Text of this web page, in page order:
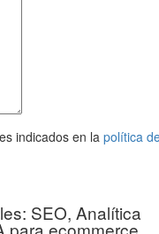
indicados en la política
SEO, Analítica